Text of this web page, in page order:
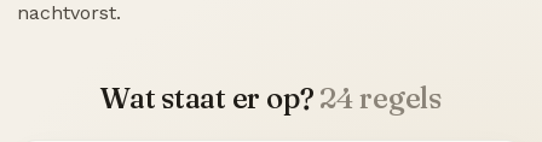
nachtvorst.
Wat staat er op? 24 regels